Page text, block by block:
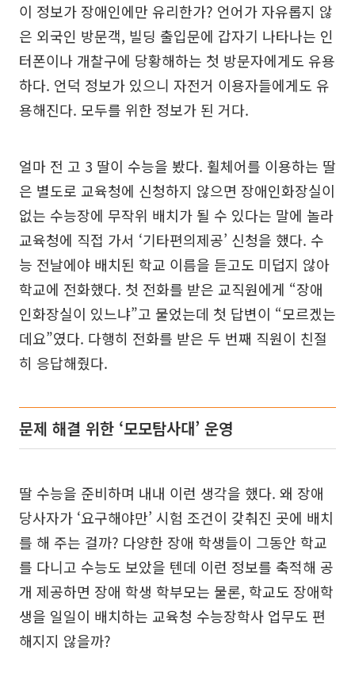
이 정보가 장애인에만 유리한가? 언어가 자유롭지 않
은 외국인 방문객, 빌딩 출입문에 갑자기 나타나는 인
터폰이나 개찰구에 당황해하는 첫 방문자에게도 유용
하다. 언덕 정보가 있으니 자전거 이용자들에게도 유
용해진다. 모두를 위한 정보가 된 거다.
얼마 전 고 3 딸이 수능을 봤다. 휠체어를 이용하는 딸
은 별도로 교육청에 신청하지 않으면 장애인화장실이
없는 수능장에 무작위 배치가 될 수 있다는 말에 놀라
교육청에 직접 가서 ‘기타편의제공’ 신청을 했다. 수
능 전날에야 배치된 학교 이름을 듣고도 미덥지 않아
학교에 전화했다. 첫 전화를 받은 교직원에게 “장애
인화장실이 있느냐”고 물었는데 첫 답변이 “모르겠는
데요”였다. 다행히 전화를 받은 두 번째 직원이 친절
히 응답해줬다.
문제 해결 위한 ‘모모탐사대’ 운영
딸 수능을 준비하며 내내 이런 생각을 했다. 왜 장애
당사자가 ‘요구해야만’ 시험 조건이 갖춰진 곳에 배치
를 해 주는 걸까? 다양한 장애 학생들이 그동안 학교
를 다니고 수능도 보았을 텐데 이런 정보를 축적해 공
개 제공하면 장애 학생 학부모는 물론, 학교도 장애학
생을 일일이 배치하는 교육청 수능장학사 업무도 편
해지지 않을까?